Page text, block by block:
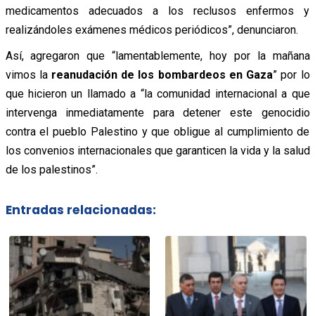
medicamentos adecuados a los reclusos enfermos y
realizándoles exámenes médicos periódicos”, denunciaron.
Así, agregaron que “lamentablemente, hoy por la mañana
vimos lareanudación de los bombardeos en Gaza” por lo
que hicieron un llamado a “la comunidad internacional a que
intervenga inmediatamente para detener este genocidio
contra el pueblo Palestino y que obligue al cumplimiento de
los convenios internacionales que garanticen la vida y la salud
de los palestinos”.
Entradas relacionadas: